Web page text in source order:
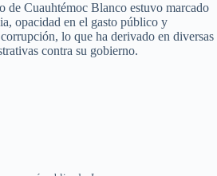
de Cuauhtémoc Blanco estuvo marcado
opacidad en el gasto público y
lo que ha derivado en diversas
contra su gobierno.